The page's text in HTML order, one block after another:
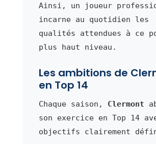
Ainsi, un joueur
incarne au quotidien les
qualités attendues à ce
plus haut niveau.
Les ambitions de
en Top 14
Chaque saison, Clermont
son exercice en Top 14
objectifs clairement